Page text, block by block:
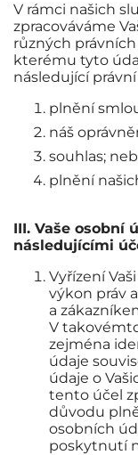
V rámci našich
zpracováváme
různých
kterému tyto
následující
plnění
náš
souhlas;
plnění
III. Vaše osobní
následujícími
Vyřízení
výkon práv
a
V
zejména
údaje
údaje o
tento účel
důvodu
osobních
poskytnutí